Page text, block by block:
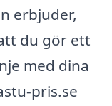
erbjuder,
du gör ett
med dina
pris.se